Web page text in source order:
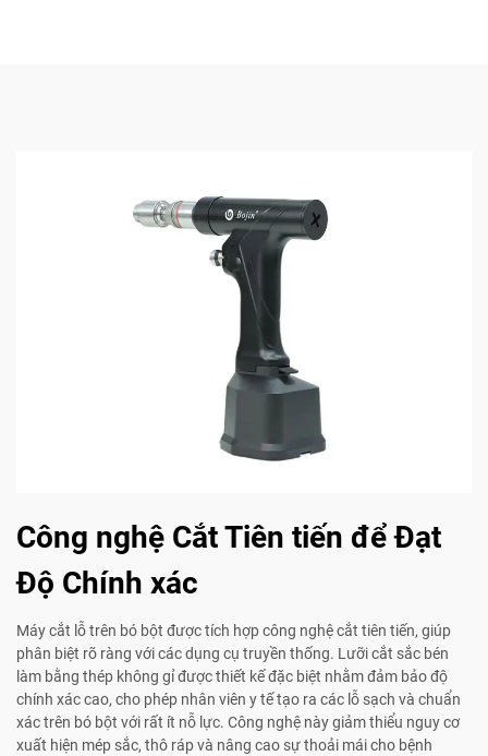
Công nghệ Cắt Tiên tiến để Đạt
Độ Chính xác
Máy cắt lỗ trên bó bột được tích hợp công nghệ cắt tiên tiến, giúp
phân biệt rõ ràng với các dụng cụ truyền thống. Lưỡi cắt sắc bén
làm bằng thép không gỉ được thiết kế đặc biệt nhằm đảm bảo độ
chính xác cao, cho phép nhân viên y tế tạo ra các lỗ sạch và chuẩn
xác trên bó bột với rất ít nỗ lực. Công nghệ này giảm thiểu nguy cơ
xuất hiện mép sắc, thô ráp và nâng cao sự thoải mái cho bệnh